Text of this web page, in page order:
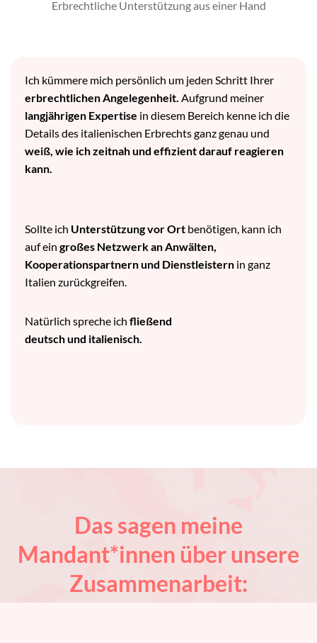
Erbrechtliche Unterstützung aus einer Hand
Ich kümmere mich persönlich um jeden Schritt Ihrer
erbrechtlichen Angelegenheit. Aufgrund meiner
langjährigen Expertise in diesem Bereich kenne ich die
Details des italienischen Erbrechts ganz genau und
weiß, wie ich zeitnah und effizient darauf reagieren
kann.
Sollte ich Unterstützung vor Ort benötigen, kann ich
auf ein großes Netzwerk an Anwälten,
Kooperationspartnern und Dienstleistern in ganz
Italien zurückgreifen.
Natürlich spreche ich fließend
deutsch und italienisch.
Das sagen meine
Mandant*innen über unsere
Zusammenarbeit: